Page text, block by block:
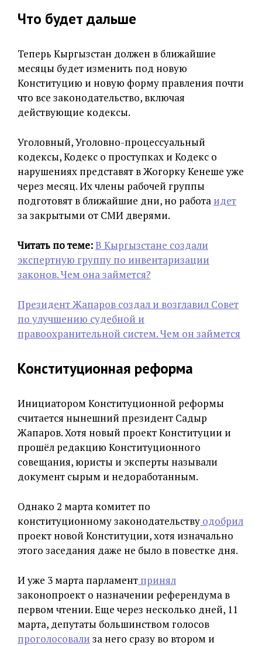
Что будет дальше
Теперь Кыргызстан должен в ближайшие
месяцы будет изменить под новую
Конституцию и новую форму правления почти
что все законодательство, включая
действующие кодексы.
Уголовный, Уголовно-процессуальный
кодексы, Кодекс о проступках и Кодекс о
нарушениях представят в Жогорку Кенеше уже
через месяц. Их члены рабочей группы
подготовят в ближайшие дни, но работа идет
за закрытыми от СМИ дверями.
Читать по теме:В Кыргызстане создали
экспертную группу по инвентаризации
законов. Чем она займется?
Президент Жапаров создал и возглавил Совет
по улучшению судебной и
правоохранительной систем. Чем он займется
Конституционная реформа
Инициатором Конституционной реформы
считается нынешний президент Садыр
Жапаров. Хотя новый проект Конституции и
прошёл редакцию Конституционного
совещания, юристы и эксперты называли
документ сырым и недоработанным.
Однако 2 марта комитет по
конституционному законодательству одобрил
проект новой Конституции, хотя изначально
этого заседания даже не было в повестке дня.
И уже 3 марта парламент принял
законопроект о назначении референдума в
первом чтении. Еще через несколько дней, 11
марта, депутаты большинством голосов
проголосовали за него сразу во втором и